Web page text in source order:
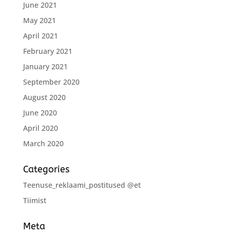
June 2021
May 2021
April 2021
February 2021
January 2021
September 2020
August 2020
June 2020
April 2020
March 2020
Categories
Teenuse_reklaami_postitused @et
Tiimist
Meta